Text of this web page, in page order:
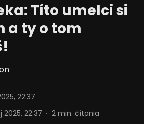
Títo umelci si
a ty o tom
22:37
2025, 22:37 2 min. čítania